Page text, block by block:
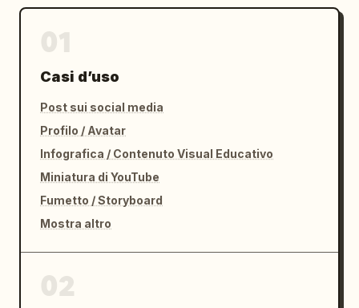
Casi d’uso
Post sui social media
Profilo / Avatar
Infografica / Contenuto Visual Educativo
Miniatura di YouTube
Fumetto / Storyboard
Mostra altro